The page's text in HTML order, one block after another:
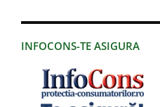
INFOCONS-TE ASIGURA